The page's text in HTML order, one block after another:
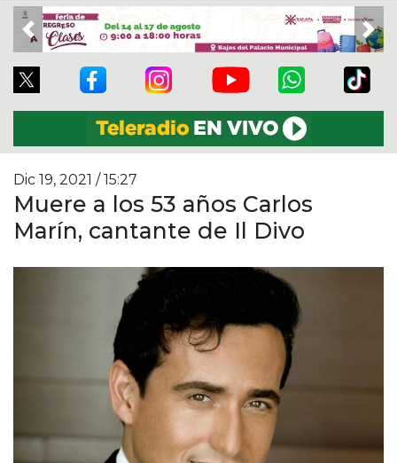
Previous
Dic 19, 2021 / 15:27
Muere a los 53 años Carlos
Marín, cantante de Il Divo